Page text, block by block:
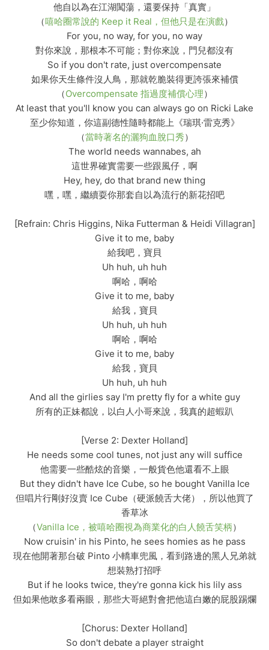
他自以為在江湖闖蕩，還要保持「真實」
（嘻哈圈常說的 Keep it Real，但他只是在演戲）
For you, no way, for you, no way
對你來說，那根本不可能；對你來說，門兒都沒有
So if you don't rate, just overcompensate
如果你天生條件沒人鳥，那就乾脆裝得更誇張來補償
（Overcompensate 指過度補償心理）
At least that you'll know you can always go on Ricki Lake
至少你知道，你這副德性隨時都能上《瑞琪·雷克秀》
（當時著名的灑狗血脫口秀）
The world needs wannabes, ah
這世界確實需要一些跟風仔，啊
Hey, hey, do that brand new thing
嘿，嘿，繼續耍你那套自以為流行的新花招吧
[Refrain: Chris Higgins, Nika Futterman & Heidi Villagran]
Give it to me, baby
給我吧，寶貝
Uh huh, uh huh
啊哈，啊哈
Give it to me, baby
給我，寶貝
Uh huh, uh huh
啊哈，啊哈
Give it to me, baby
給我，寶貝
Uh huh, uh huh
And all the girlies say I'm pretty fly for a white guy
所有的正妹都說，以白人小哥來說，我真的超蝦趴
[Verse 2: Dexter Holland]
He needs some cool tunes, not just any will suffice
他需要一些酷炫的音樂，一般貨色他還看不上眼
But they didn't have Ice Cube, so he bought Vanilla Ice
但唱片行剛好沒賣 Ice Cube（硬派饒舌大佬），所以他買了
香草冰
（Vanilla Ice，被嘻哈圈視為商業化的白人饒舌笑柄）
Now cruisin' in his Pinto, he sees homies as he pass
現在他開著那台破 Pinto 小轎車兜風，看到路邊的黑人兄弟就
想裝熟打招呼
But if he looks twice, they're gonna kick his lily ass
但如果他敢多看兩眼，那些大哥絕對會把他這白嫩的屁股踢爛
[Chorus: Dexter Holland]
So don't debate a player straight